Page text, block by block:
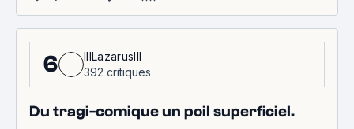
6
IIILazarusIII
392 critiques
Du tragi-comique un poil superficiel.